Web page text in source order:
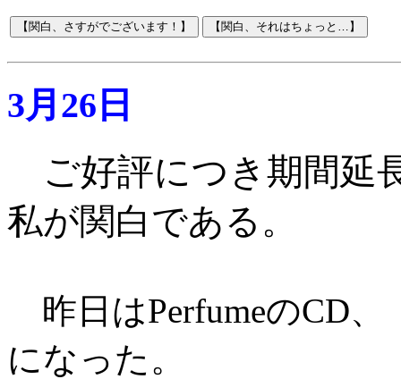
3月26日
ご好評につき期間延
私が関白である。
昨日はPerfumeのCD、
になった。